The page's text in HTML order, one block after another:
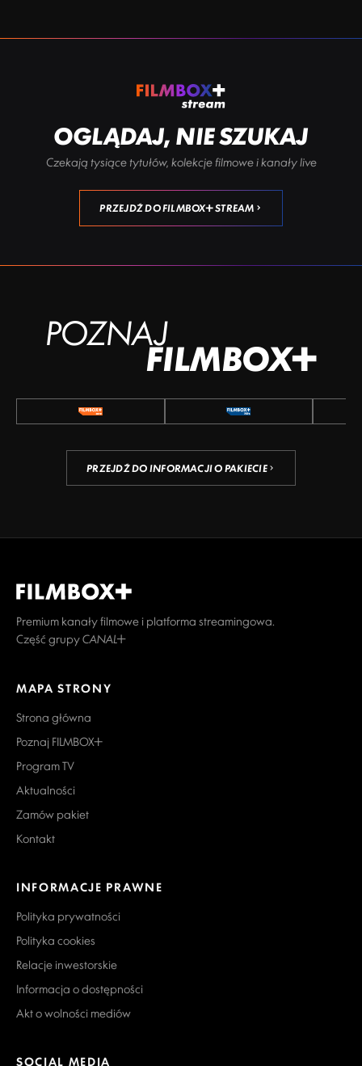
OGLĄDAJ, NIE SZUKAJ
Czekają tysiące tytułów, kolekcje filmowe i kanały live
PRZEJDŹ DO FILMBOX+ STREAM
POZNAJ
FILMBOX+
PRZEJDŹ DO INFORMACJI O PAKIECIE
Premium kanały filmowe i platforma streamingowa.
Część grupy CANAL+
MAPA STRONY
Strona główna
Poznaj FILMBOX+
Program TV
Aktualności
Zamów pakiet
Kontakt
INFORMACJE PRAWNE
Polityka prywatności
Polityka cookies
Relacje inwestorskie
Informacja o dostępności
Akt o wolności mediów
SOCIAL MEDIA